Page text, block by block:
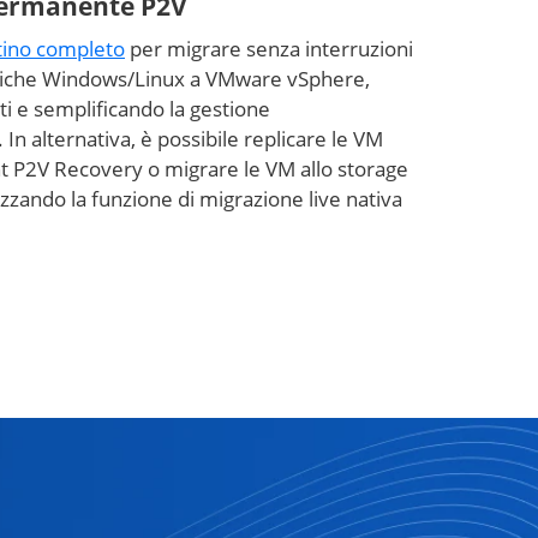
completoper migrare senza interruzioni
Windows/Linux a VMware vSphere,
e semplificando la gestione
alternativa, è possibile replicare le VM
P2V Recovery o migrare le VM allo storage
la funzione di migrazione live nativa